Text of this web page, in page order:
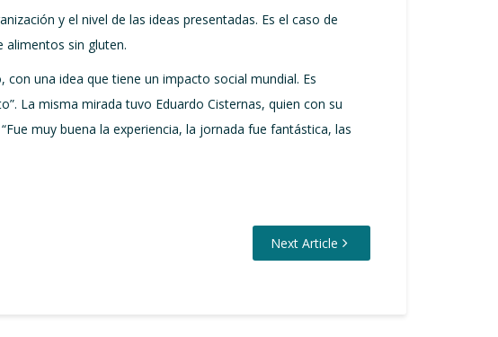
y el nivel de las ideas presentadas. Es el caso de
alimentos sin gluten.
una idea que tiene un impacto social mundial. Es
La misma mirada tuvo Eduardo Cisternas, quien con su
muy buena la experiencia, la jornada fue fantástica, las
Next Article